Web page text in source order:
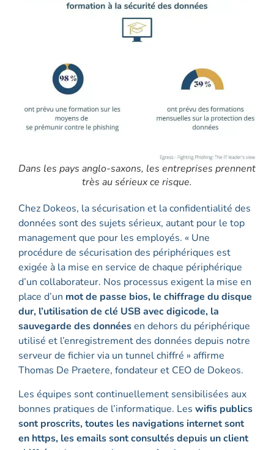
Dans les pays anglo-saxons, les entreprises prennent
très au sérieux ce risque.
Chez Dokeos, la sécurisation et la confidentialité des
données sont des sujets sérieux, autant pour le top
management que pour les employés. « Une
procédure de sécurisation des périphériques est
exigée à la mise en service de chaque périphérique
d’un collaborateur. Nos processus exigent la mise en
place d’un mot de passe bios, le chiffrage du disque
dur, l’utilisation de clé USB avec digicode, la
sauvegarde des donnéesen dehors du périphérique
utilisé et l’enregistrement des données depuis notre
serveur de fichier via un tunnel chiffré » affirme
Thomas De Praetere, fondateur et CEO de Dokeos.
Les équipes sont continuellement sensibilisées aux
bonnes pratiques de l’informatique. Les wifis publics
sont proscrits, toutes les navigations internet sont
en https, les emails sont consultés depuis un client